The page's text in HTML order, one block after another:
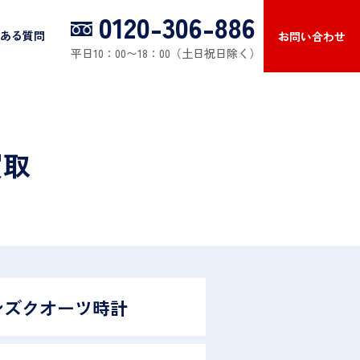
る質問 0120-306-886
平日10：00〜18：00（土日祝日除く）
お問い合わせ
クオーツ時計